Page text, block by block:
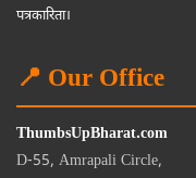
पत्रकारिता।
📍 Our Office
ThumbsUpBharat.com
D-55, Amrapali Circle,